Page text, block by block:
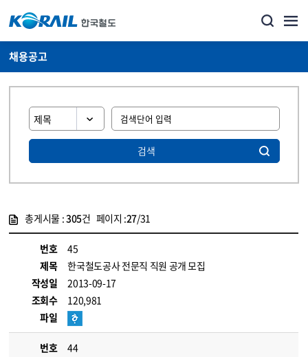
채용공고
검색
총게시물 :305건 페이지 :27/31
번호
45
제목
한국철도공사 전문직 직원 공개 모집
작성일
2013-09-17
조회수
120,981
파일
번호
44